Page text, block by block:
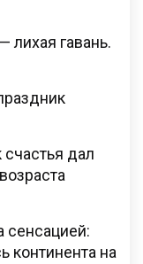
лихая гавань.
дал
сенсацией:
континента на